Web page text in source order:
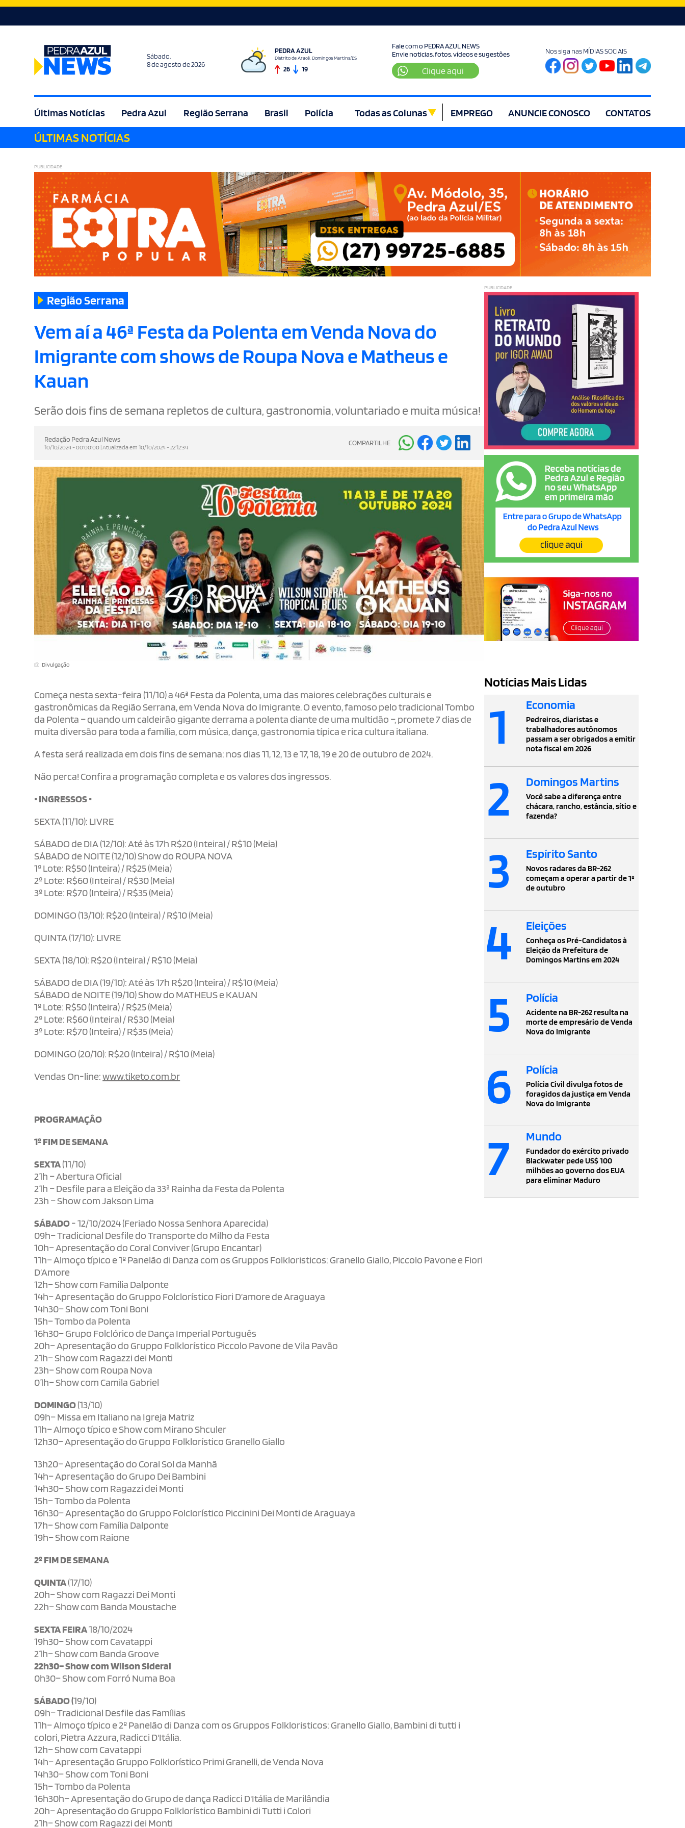
Sábado,
8 de agosto de 2026
PEDRA AZUL
Distrito de Aracê, Domingos Martins/ES
26 19
Fale com o PEDRA AZUL NEWS
Envie noticias, fotos, vídeos e sugestões
Clique aqui
Nos siga nas MÍDIAS SOCIAIS
Últimas Notícias Pedra Azul Região Serrana Brasil Polícia Todas as Colunas
Agricultura
EMPREGO ANUNCIE CONOSCO CONTATOS
ÚLTIMAS NOTÍCIAS
PUBLICIDADE
Região Serrana
Vem aí a 46ª Festa da Polenta em Venda Nova do
Imigrante com shows de Roupa Nova e Matheus e
Kauan
Serão dois fins de semana repletos de cultura, gastronomia, voluntariado e muita música!
Redação Pedra Azul News
10/10/2024 - 00:00:00 | Atualizada em 10/10/2024 - 22:12:34 COMPARTILHE
Divulgação
Começa nesta sexta-feira (11/10) a 46ª Festa da Polenta, uma das maiores celebrações culturais e
gastronômicas da Região Serrana, em Venda Nova do Imigrante. O evento, famoso pelo tradicional Tombo
da Polenta – quando um caldeirão gigante derrama a polenta diante de uma multidão –, promete 7 dias de
muita diversão para toda a família, com música, dança, gastronomia típica e rica cultura italiana.
A festa será realizada em dois fins de semana: nos dias 11, 12, 13 e 17, 18, 19 e 20 de outubro de 2024.
Não perca! Confira a programação completa e os valores dos ingressos.
• INGRESSOS •
SEXTA (11/10): LIVRE
SÁBADO de DIA (12/10): Até às 17h R$20 (Inteira) / R$10 (Meia)
SÁBADO de NOITE (12/10) Show do ROUPA NOVA
1º Lote: R$50 (Inteira) / R$25 (Meia)
2º Lote: R$60 (Inteira) / R$30 (Meia)
3º Lote: R$70 (Inteira) / R$35 (Meia)
DOMINGO (13/10): R$20 (Inteira) / R$10 (Meia)
QUINTA (17/10): LIVRE
SEXTA (18/10): R$20 (Inteira) / R$10 (Meia)
SÁBADO de DIA (19/10): Até às 17h R$20 (Inteira) / R$10 (Meia)
SÁBADO de NOITE (19/10) Show do MATHEUS e KAUAN
1º Lote: R$50 (Inteira) / R$25 (Meia)
2º Lote: R$60 (Inteira) / R$30 (Meia)
3º Lote: R$70 (Inteira) / R$35 (Meia)
DOMINGO (20/10): R$20 (Inteira) / R$10 (Meia)
Vendas On-line:www.tiketo.com.br
PROGRAMAÇÂO
1º FIM DE SEMANA
SEXTA(11/10)
21h – Abertura Oficial
21h – Desfile para a Eleição da 33ª Rainha da Festa da Polenta
23h – Show com Jakson Lima
SÁBADO- 12/10/2024 (Feriado Nossa Senhora Aparecida)
09h– Tradicional Desfile do Transporte do Milho da Festa
10h– Apresentação do Coral Conviver (Grupo Encantar)
11h– Almoço típico e 1º Panelão di Danza com os Gruppos Folkloristicos: Granello Giallo, Piccolo Pavone e Fiori
D’Amore
12h– Show com Família Dalponte
14h– Apresentação do Gruppo Folclorístico Fiori D’amore de Araguaya
14h30– Show com Toni Boni
15h– Tombo da Polenta
16h30– Grupo Folclórico de Dança Imperial Português
20h– Apresentação do Gruppo Folklorístico Piccolo Pavone de Vila Pavão
21h– Show com Ragazzi dei Monti
23h– Show com Roupa Nova
01h– Show com Camila Gabriel
DOMINGO(13/10)
09h– Missa em Italiano na Igreja Matriz
11h– Almoço típico e Show com Mirano Shculer
12h30– Apresentação do Gruppo Folklorístico Granello Giallo
13h20– Apresentação do Coral Sol da Manhã
14h– Apresentação do Grupo Dei Bambini
14h30– Show com Ragazzi dei Monti
15h– Tombo da Polenta
16h30– Apresentação do Gruppo Folclorístico Piccinini Dei Monti de Araguaya
17h– Show com Família Dalponte
19h– Show com Raione
2º FIM DE SEMANA
QUINTA(17/10)
20h– Show com Ragazzi Dei Monti
22h– Show com Banda Moustache
SEXTA FEIRA18/10/2024
19h30– Show com Cavatappi
21h– Show com Banda Groove
22h30– Show com Wilson Sideral
0h30– Show com Forró Numa Boa
SÁBADO (19/10)
09h– Tradicional Desfile das Famílias
11h– Almoço típico e 2º Panelão di Danza com os Gruppos Folkloristicos: Granello Giallo, Bambini di tutti i
colori, Pietra Azzura, Radicci D'Itália.
12h– Show com Cavatappi
14h– Apresentação Gruppo Folklorístico Primi Granelli, de Venda Nova
14h30– Show com Toni Boni
15h– Tombo da Polenta
16h30h– Apresentação do Grupo de dança Radicci D'Itália de Marilândia
20h– Apresentação do Gruppo Folklorístico Bambini di Tutti i Colori
21h– Show com Ragazzi dei Monti
PUBLICIDADE
Notícias Mais Lidas
1 Economia
Pedreiros, diaristas e
trabalhadores autônomos
passam a ser obrigados a emitir
nota fiscal em 2026
2 Domingos Martins
Você sabe a diferença entre
chácara, rancho, estância, sítio e
fazenda?
3 Espírito Santo
Novos radares da BR-262
começam a operar a partir de 1º
de outubro
4 Eleições
Conheça os Pré-Candidatos à
Eleição da Prefeitura de
Domingos Martins em 2024
5 Polícia
Acidente na BR-262 resulta na
morte de empresário de Venda
Nova do Imigrante
6 Polícia
Polícia Civil divulga fotos de
foragidos da justiça em Venda
Nova do Imigrante
7 Mundo
Fundador do exército privado
Blackwater pede US$ 100
milhões ao governo dos EUA
para eliminar Maduro